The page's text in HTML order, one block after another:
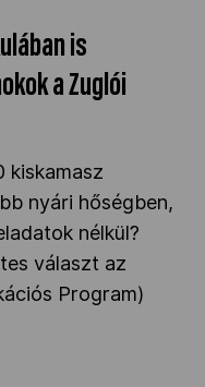
is
a Zuglói
kiskamasz
nyári hőségben,
nélkül?
választ az
Program)